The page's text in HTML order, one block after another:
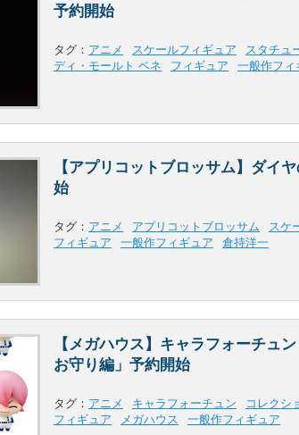
予約開始
タグ： アニメ スケールフィギュア スタチュ
ディ・モールト ベネ
フィギュア 一般作フィ
【アプリコットブロッサム】ダイ
始
タグ： アニメ アプリコットブロッサム スケ
フィギュア
一般作フィギュア 倉持洋一
【メガハウス】キャラフォーチュ
お守り編」予約開始
タグ： アニメ キャラフォーチュン コレクシ
フィギュア
メガハウス 一般作フィギュア